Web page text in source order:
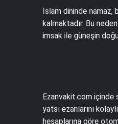
İslam dininde namaz,
kalmaktadır. Bu
imsak ile güneşin
Ezanvakit.com içinde
yatsı ezanlarını
hesaplarına göre